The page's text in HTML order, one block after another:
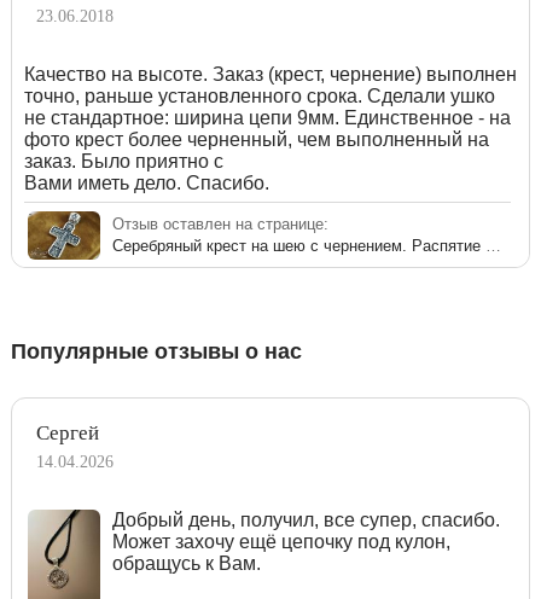
23.06.2018
Качество на высоте. Заказ (крест, чернение) выполнен
точно, раньше установленного срока. Сделали ушко
не стандартное: ширина цепи 9мм. Единственное - на
фото крест более черненный, чем выполненный на
заказ. Было приятно с
Вами иметь дело. Спасибо.
Отзыв оставлен на странице:
Популярные отзывы о нас
Сергей
14.04.2026
Добрый день, получил, все супер, спасибо.
Может захочу ещё цепочку под кулон,
обращусь к Вам.